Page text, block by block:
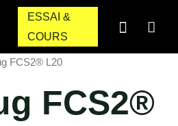
ESSAI &
COURS
FCS2® L20
FCS2®